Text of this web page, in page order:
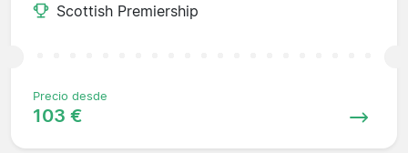
Scottish Premiership
Precio desde
103 €